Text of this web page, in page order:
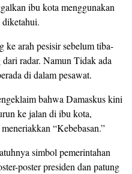
ibu kota menggunakan
ke arah pesisir sebelum tiba-
radar. Namun Tidak ada
di dalam pesawat.
bahwa Damaskus kini
ke jalan di ibu kota,
“Kebebasan.”
simbol pemerintahan
poster presiden dan patung